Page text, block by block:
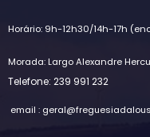
Horário: 9h-12h30/14h-17h
Morada: Largo Alexandre
Telefone: 239 991 232
email :